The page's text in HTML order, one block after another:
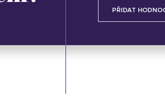
PŘIDAT